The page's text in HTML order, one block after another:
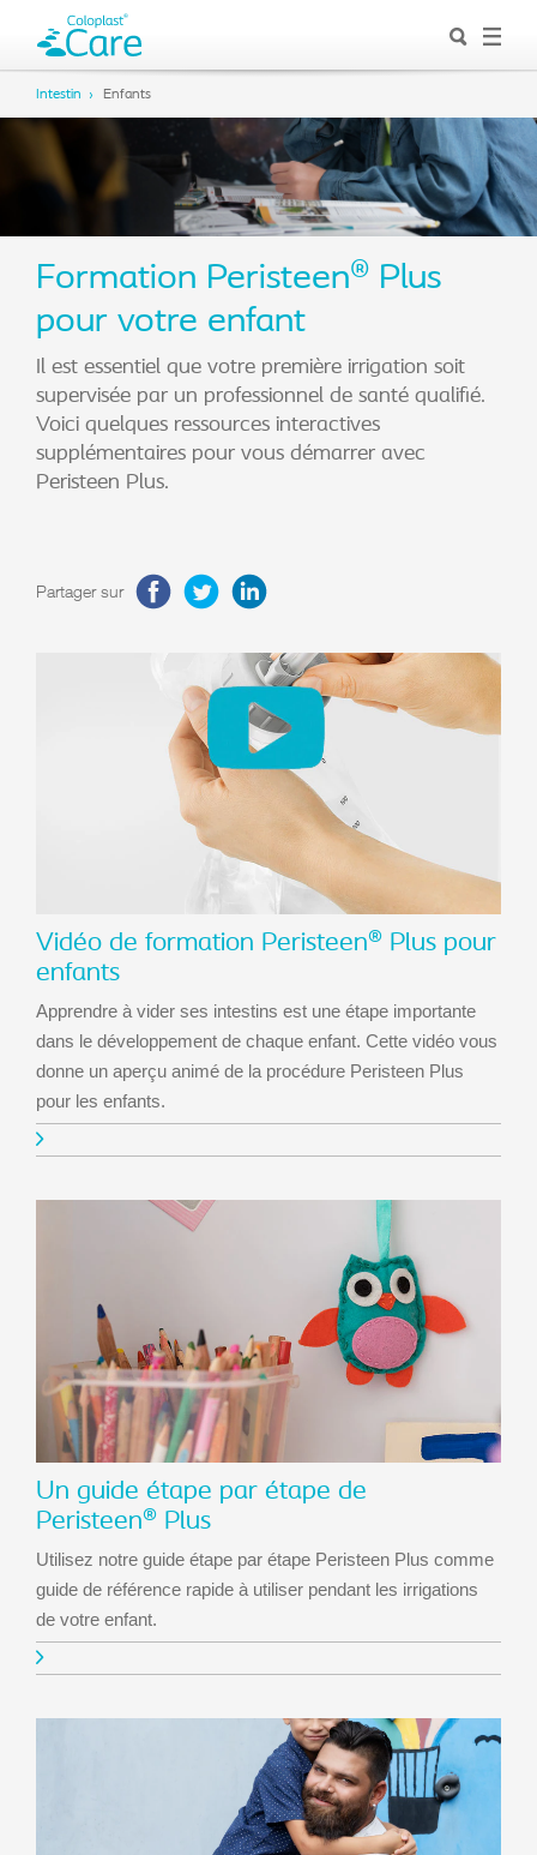
Intestin Enfants
Formation Peristeen® Plus
pour votre enfant
Il est essentiel que votre première irrigation soit
supervisée par un professionnel de santé qualifié.
Voici quelques ressources interactives
supplémentaires pour vous démarrer avec
Peristeen Plus.
Partager sur
Vidéo de formation Peristeen® Plus pour
enfants
Apprendre à vider ses intestins est une étape importante
dans le développement de chaque enfant. Cette vidéo vous
donne un aperçu animé de la procédure Peristeen Plus
pour les enfants.
Un guide étape par étape de
Peristeen® Plus
Utilisez notre guide étape par étape Peristeen Plus comme
guide de référence rapide à utiliser pendant les irrigations
de votre enfant.